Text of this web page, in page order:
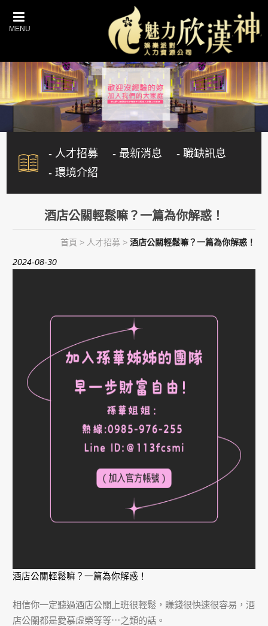
- 人才招募 - 最新消息
- 職缺訊息
- 環境介紹
酒店公關輕鬆嘛？一篇為你解惑！
首頁 > 人才招募> 酒店公關輕鬆嘛？一篇為你解惑！
2024-08-30
酒店公關輕鬆嘛？一篇為你解惑！
相信你一定聽過酒店公關上班很輕鬆，賺錢很快速很容易，酒
店公關都是愛慕虛榮等等⋯之類的話。